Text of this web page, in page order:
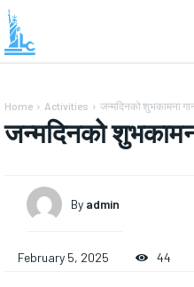
Home Activities जन्मदिनको शुभकामना
जन्मदिनको
By admin
February 5, 2025 44